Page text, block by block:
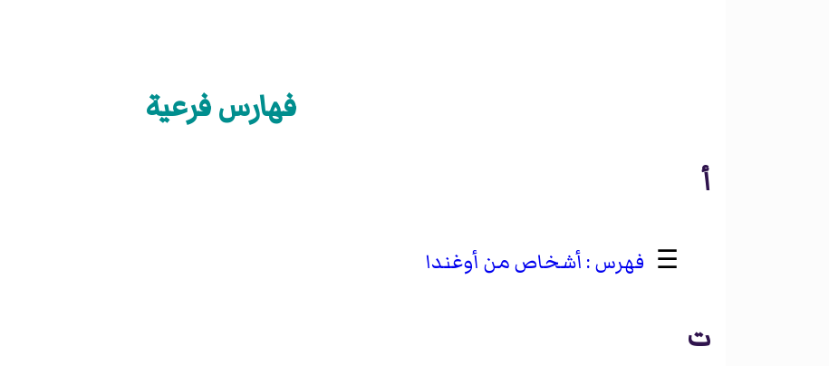
فهارس فرعية
أ
☰ أشخاص من أوغندا
ت